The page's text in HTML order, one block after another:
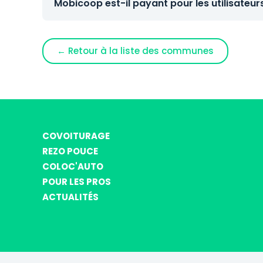
Mobicoop est-il payant pour les
← Retour à la liste des communes
COVOITURAGE
REZO POUCE
COLOC'AUTO
POUR LES PROS
ACTUALITÉS